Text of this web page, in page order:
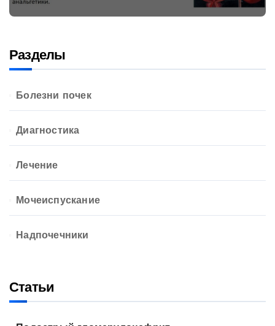
Разделы
Болезни почек
Диагностика
Лечение
Мочеиспускание
Надпочечники
Статьи